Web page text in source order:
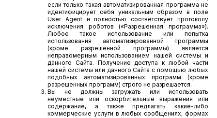
если только такая автоматизированная программа не
идентифицирует себя уникальным образом в поле
User Agent и полностью соответствует протоколу
исключения роботов («Разрешенная программа»).
Любое такое использование или попытка
использования автоматизированной программы
(кроме разрешенной программы) является
неправомерным использованием нашей системы и
данного Сайта. Получение доступа к любой части
нашей системы или данного Сайта с помощью любых
подобных автоматизированных программ (кроме
разрешенных программ) строго не разрешается.
Вы не должны загружать или использовать
неуместные или оскорбительные выражения или
содержание, а также предлагать какие-либо
коммерческие услуги в любых сообщениях, формах